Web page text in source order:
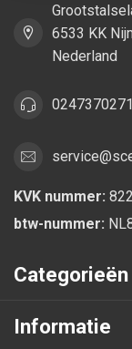
6533 KK
Nederland
0247370271
KVK nummer:
btw-nummer:
Categorieën
Informatie